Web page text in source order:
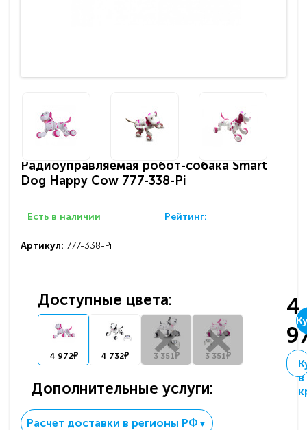
Радиоуправляемая робот-собака Smart
Dog Happy Cow 777-338-Pi
Есть в наличии Рейтинг:
Артикул: 777-338-Pi
Доступные цвета:
4 972₽ 4 732₽ 3 351₽ 3 351₽
Дополнительные услуги:
4
в
Расчет доставки в регионы РФ ▼